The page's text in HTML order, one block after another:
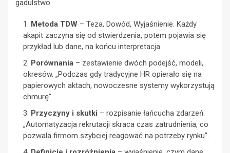
gadulstwo.
Metoda TDW – Teza, Dowód, Wyjaśnienie. Każdy
akapit zaczyna się od stwierdzenia, potem pojawia się
przykład lub dane, na końcu interpretacja.
Porównania – zestawienie dwóch podejść, modeli,
okresów. „Podczas gdy tradycyjne HR opierało się na
papierowych aktach, nowoczesne systemy wykorzystują
chmurę”.
Przyczyny i skutki – rozpisanie łańcucha zdarzeń.
„Automatyzacja rekrutacji skraca czas zatrudnienia, co
pozwala firmom szybciej reagować na potrzeby rynku”.